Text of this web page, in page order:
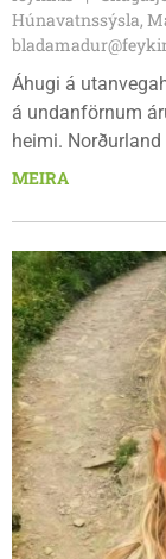
Húnavatnssýsla,
Áhugi á
á undanförnum
heimi.
þrír
bætist við Á fram
hlaupin eru til
einstöku náttúru
MEIRA